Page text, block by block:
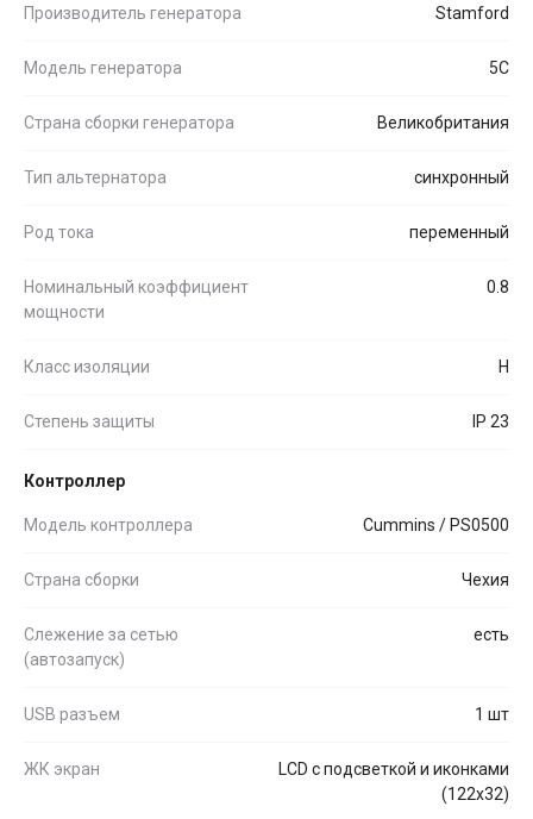
Производитель генератора Stamford
Модель генератора 5C
Страна сборки генератора Великобритания
Тип альтернатора синхронный
Род тока переменный
Номинальный коэффициент
мощности
0.8
Класс изоляции H
Степень защиты IP 23
Контроллер
Модель контроллера Cummins / PS0500
Страна сборки Чехия
Слежение за сетью
(автозапуск)
есть
USB разъем 1 шт
ЖК экран
LCD с подсветкой и иконками
(122x32)